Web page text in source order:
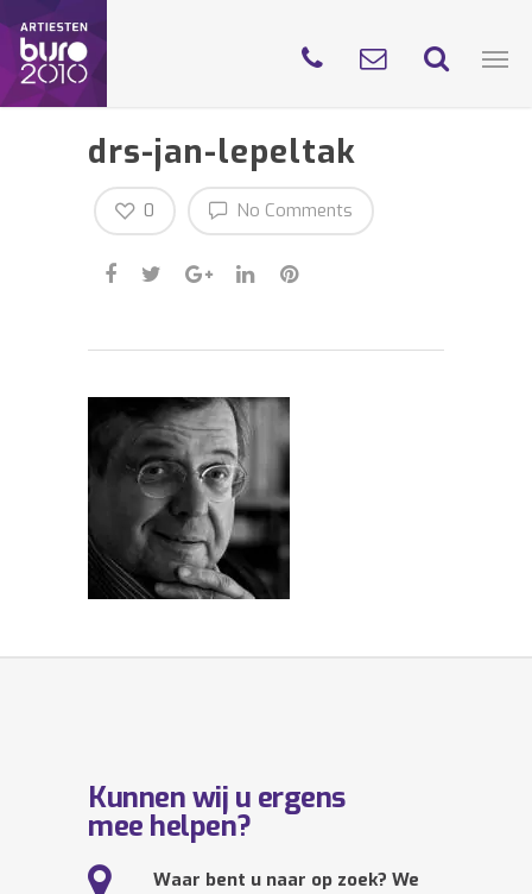
drs-jan-lepeltak
No Comments
0
Kunnen wij u ergens
mee helpen?
Waar bent u naar op zoek? We